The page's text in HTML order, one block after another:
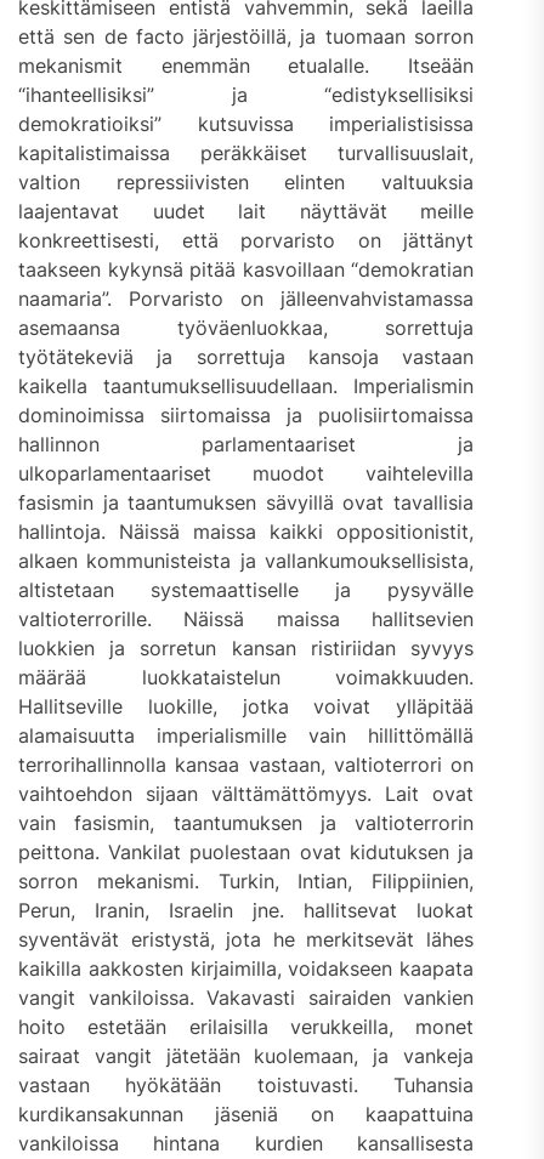
keskittämiseen entistä vahvemmin, sekä laeilla
että sen de facto järjestöillä, ja tuomaan sorron
mekanismit enemmän etualalle. Itseään
“ihanteellisiksi” ja “edistyksellisiksi
demokratioiksi” kutsuvissa imperialistisissa
kapitalistimaissa peräkkäiset turvallisuuslait,
valtion repressiivisten elinten valtuuksia
laajentavat uudet lait näyttävät meille
konkreettisesti, että porvaristo on jättänyt
taakseen kykynsä pitää kasvoillaan “demokratian
naamaria”. Porvaristo on jälleenvahvistamassa
asemaansa työväenluokkaa, sorrettuja
työtätekeviä ja sorrettuja kansoja vastaan
kaikella taantumuksellisuudellaan. Imperialismin
dominoimissa siirtomaissa ja puolisiirtomaissa
hallinnon parlamentaariset ja
ulkoparlamentaariset muodot vaihtelevilla
fasismin ja taantumuksen sävyillä ovat tavallisia
hallintoja. Näissä maissa kaikki oppositionistit,
alkaen kommunisteista ja vallankumouksellisista,
altistetaan systemaattiselle ja pysyvälle
valtioterrorille. Näissä maissa hallitsevien
luokkien ja sorretun kansan ristiriidan syvyys
määrää luokkataistelun voimakkuuden.
Hallitseville luokille, jotka voivat ylläpitää
alamaisuutta imperialismille vain hillittömällä
terrorihallinnolla kansaa vastaan, valtioterrori on
vaihtoehdon sijaan välttämättömyys. Lait ovat
vain fasismin, taantumuksen ja valtioterrorin
peittona. Vankilat puolestaan ovat kidutuksen ja
sorron mekanismi. Turkin, Intian, Filippiinien,
Perun, Iranin, Israelin jne. hallitsevat luokat
syventävät eristystä, jota he merkitsevät lähes
kaikilla aakkosten kirjaimilla, voidakseen kaapata
vangit vankiloissa. Vakavasti sairaiden vankien
hoito estetään erilaisilla verukkeilla, monet
sairaat vangit jätetään kuolemaan, ja vankeja
vastaan hyökätään toistuvasti. Tuhansia
kurdikansakunnan jäseniä on kaapattuina
vankiloissa hintana kurdien kansallisesta